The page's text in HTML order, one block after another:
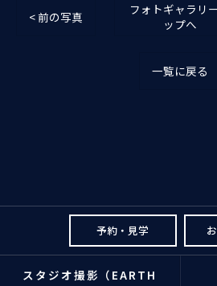
< 前の写真
フォトギャラリ
ップへ
一覧に戻る
予約・見学
スタジオ撮影（EARTH